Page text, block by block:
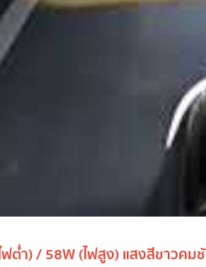
ไฟต่ำ) / 58W (ไฟสูง) แสงสีขาวค